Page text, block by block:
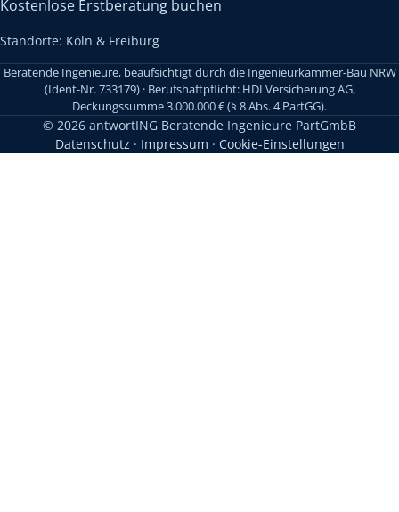
Kostenlose Erstberatung buchen
Standorte: Köln & Freiburg
Beratende Ingenieure, beaufsichtigt durch die Ingenieurkammer-Bau NRW
(Ident-Nr. 733179) · Berufshaftpflicht: HDI Versicherung AG,
Deckungssumme 3.000.000 € (§ 8 Abs. 4 PartGG).
© 2026 antwortING Beratende Ingenieure PartGmbB
Datenschutz · Impressum · Cookie-Einstellungen